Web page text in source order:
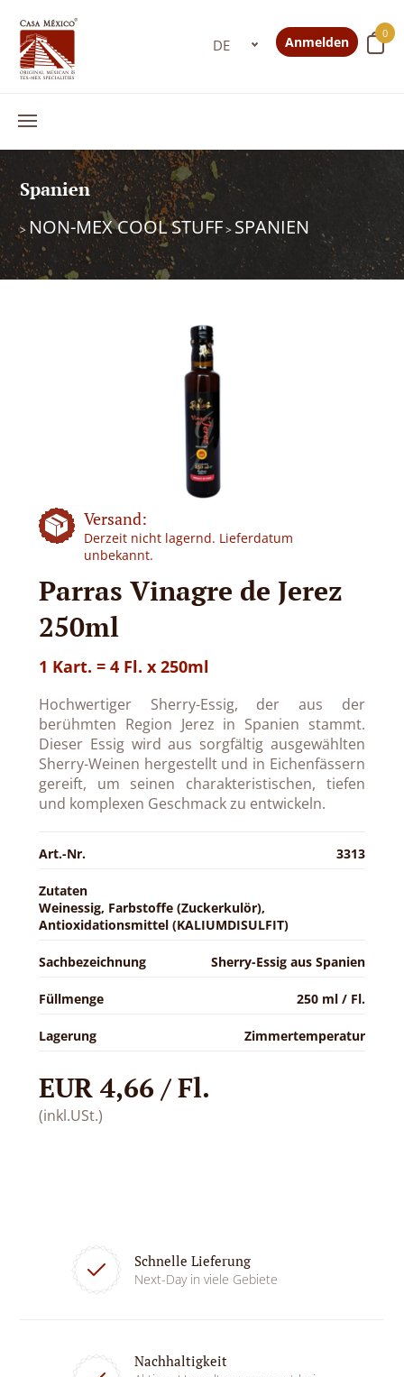
0
Anmelden
Spanien
> NON-MEX COOL STUFF> SPANIEN
Versand:
Derzeit nicht lagernd. Lieferdatum
unbekannt.
Parras Vinagre de Jerez
250ml
1 Kart. = 4 Fl. x 250ml
Hochwertiger Sherry-Essig, der aus der
berühmten Region Jerez in Spanien stammt.
Dieser Essig wird aus sorgfältig ausgewählten
Sherry-Weinen hergestellt und in Eichenfässern
gereift, um seinen charakteristischen, tiefen
und komplexen Geschmack zu entwickeln.
Art.-Nr. 3313
Zutaten
Weinessig, Farbstoffe (Zuckerkulör),
Antioxidationsmittel (KALIUMDISULFIT)
Sachbezeichnung Sherry-Essig aus Spanien
Füllmenge 250 ml / Fl.
Lagerung Zimmertemperatur
EUR 4,66 / Fl.
(inkl.USt.)
Schnelle Lieferung
Next-Day in viele Gebiete
Nachhaltigkeit